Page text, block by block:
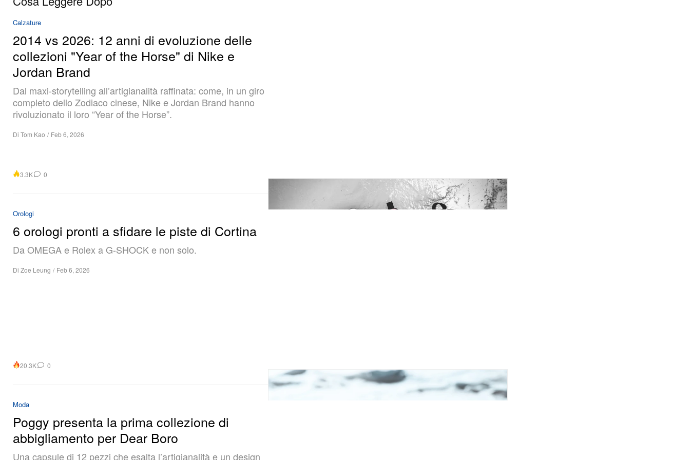
Calzature
2014 vs 2026: 12 anni di evoluzione delle
collezioni "Year of the Horse" di Nike e
Jordan Brand
Dal maxi-storytelling all’artigianalità raffinata: come, in un giro
completo dello Zodiaco cinese, Nike e Jordan Brand hanno
rivoluzionato il loro “Year of the Horse”.
Di Tom Kao / Feb 6, 2026
3.3K 0
Orologi
6 orologi pronti a sfidare le piste di Cortina
Da OMEGA e Rolex a G-SHOCK e non solo.
Di Zoe Leung / Feb 6, 2026
20.3K 0
Moda
Poggy presenta la prima collezione di
abbigliamento per Dear Boro
Una capsule di 12 pezzi che esalta l’artigianalità e un design